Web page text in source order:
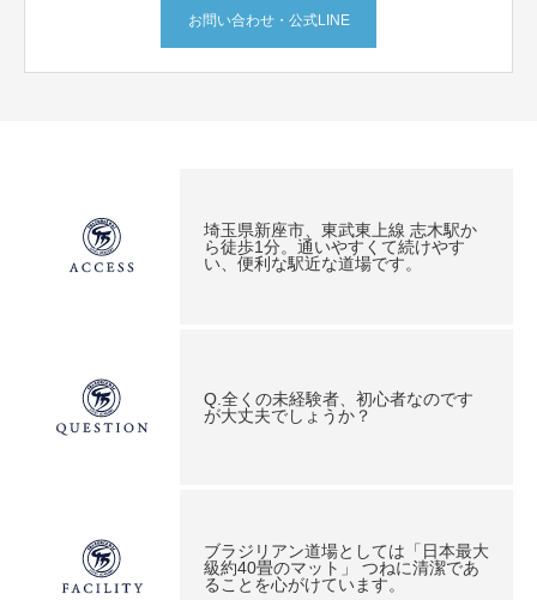
お問い合わせ・公式LINE
埼玉県新座市、東武東上線 志木駅か
ら徒歩1分。通いやすくて続けやす
い、便利な駅近な道場です。
Q.全くの未経験者、初心者なのです
が大丈夫でしょうか？
ブラジリアン道場としては「日本最大
級約40畳のマット」 つねに清潔であ
ることを心がけています。